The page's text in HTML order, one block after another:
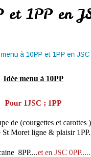
et 1PP en
Idée menu à 10PP
Pour 1JSC ; 1PP
de (courgettes et carottes )
Moret ligne & plaisir
8PP....et en JSC 0PP.....